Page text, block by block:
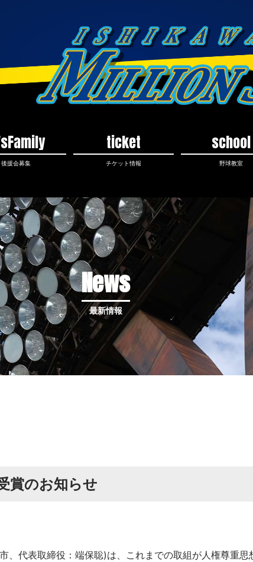
後援会募集
ticket
チケット情報
school
野球教室
News
最新情報
賞のお知らせ
、代表取締役：端保聡)は、これまでの取組が人権尊重